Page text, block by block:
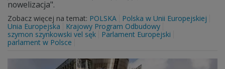
nowelizacja".
Zobacz więcej na temat: POLSKA
Polska w Unii Europejskiej
Unia Europejska
Krajowy Program Odbudowy
szymon szynkowski vel sęk
Parlament Europejski
parlament w Polsce